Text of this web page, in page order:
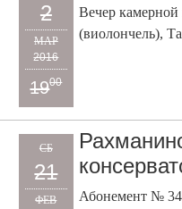
2
МАР
2016
1900
Вечер
(виолончель),
СБ
21
ФЕВ
Абонемент №